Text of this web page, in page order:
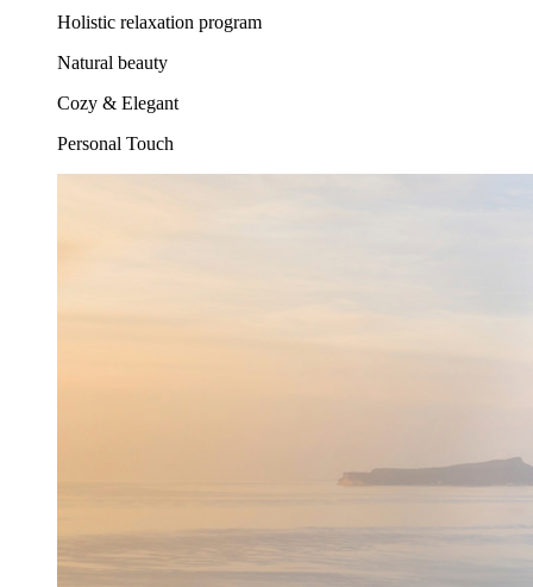
Holistic relaxation program
Natural beauty
Cozy & Elegant
Personal Touch